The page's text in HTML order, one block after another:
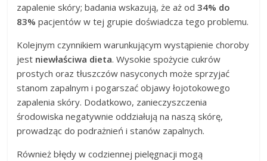
zapalenie skóry; badania wskazują, że aż od34% do
83% pacjentów w tej grupie doświadcza tego problemu.
Kolejnym czynnikiem warunkującym wystąpienie choroby
jest niewłaściwa dieta. Wysokie spożycie cukrów
prostych oraz tłuszczów nasyconych może sprzyjać
stanom zapalnym i pogarszać objawy łojotokowego
zapalenia skóry. Dodatkowo, zanieczyszczenia
środowiska negatywnie oddziałują na naszą skórę,
prowadząc do podrażnień i stanów zapalnych.
Również błędy w codziennej pielęgnacji mogą